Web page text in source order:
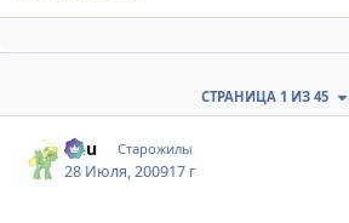
СТРАНИЦА 1 ИЗ 45
Кuu Старожилы
28 Июля, 200917 г